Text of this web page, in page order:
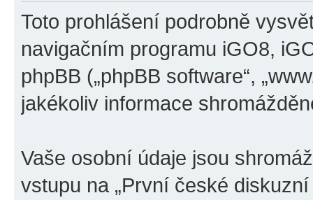
Toto prohlášení podrobně
navigačním programu iGO8,
phpBB („phpBB software“,
jakékoliv informace
Vaše osobní údaje jsou
vstupu na „První české